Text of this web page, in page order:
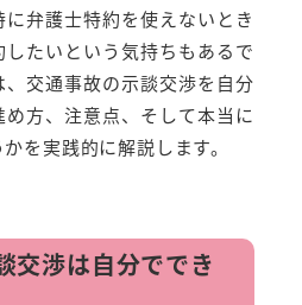
弁護士特約を使えないとき
たいという気持ちもあるで
、交通事故の示談交渉を自分
方、注意点、そして本当に
を実践的に解説します。
交渉は自分ででき